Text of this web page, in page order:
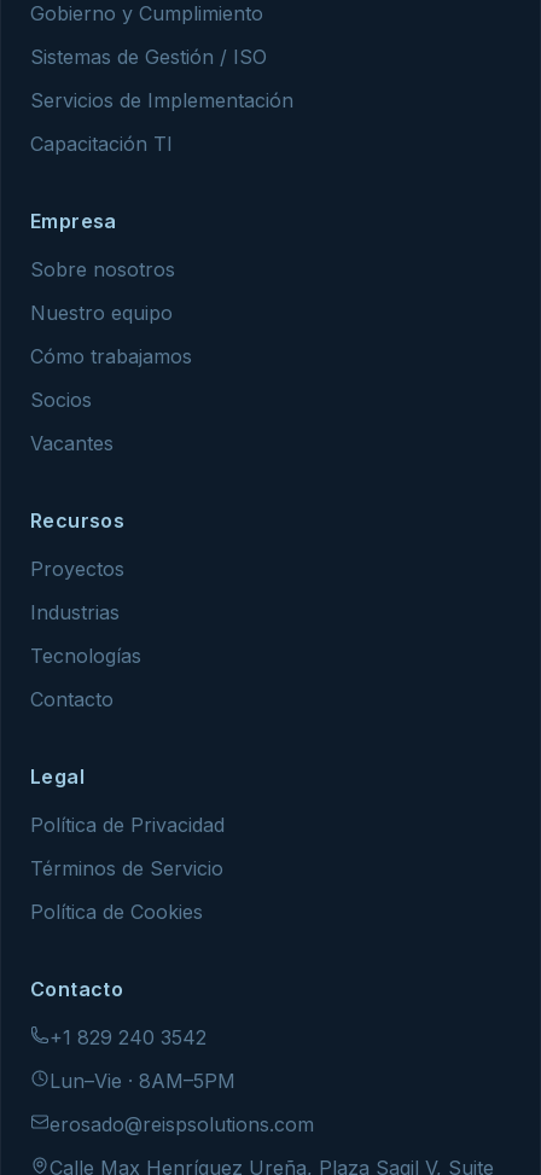
Gobierno y Cumplimiento
Sistemas de Gestión / ISO
Servicios de Implementación
Capacitación TI
Empresa
Sobre nosotros
Nuestro equipo
Cómo trabajamos
Socios
Vacantes
Recursos
Proyectos
Industrias
Tecnologías
Contacto
Legal
Política de Privacidad
Términos de Servicio
Política de Cookies
Contacto
+1 829 240 3542
Lun–Vie · 8AM–5PM
erosado@reispsolutions.com
Calle Max Henríquez Ureña, Plaza Sagil V, Suite